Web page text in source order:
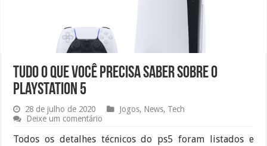
Tudo o que você precisa saber sobre o
Playstation 5
28 de julho de 2020 Jogos, News, Tech
Deixe um comentário
Todos os detalhes técnicos do ps5 foram listados e